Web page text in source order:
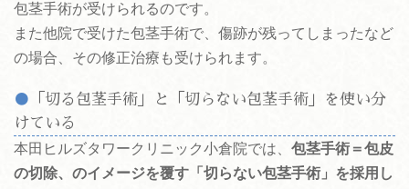
包茎手術が受けられるのです。
また他院で受けた包茎手術で、傷跡が残ってしまったなど
の場合、その修正治療も受けられます。
「切る包茎手術」と「切らない包茎手術」を使い分
けている
本田ヒルズタワークリニック小倉院では、 包茎手術＝包皮
の切除、のイメージを覆す「切らない包茎手術」を採用し